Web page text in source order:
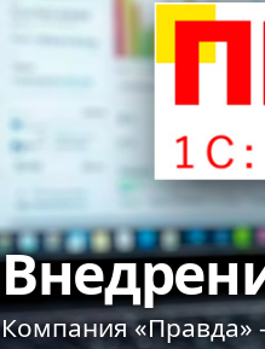
8.5.1.1150
- доступна для